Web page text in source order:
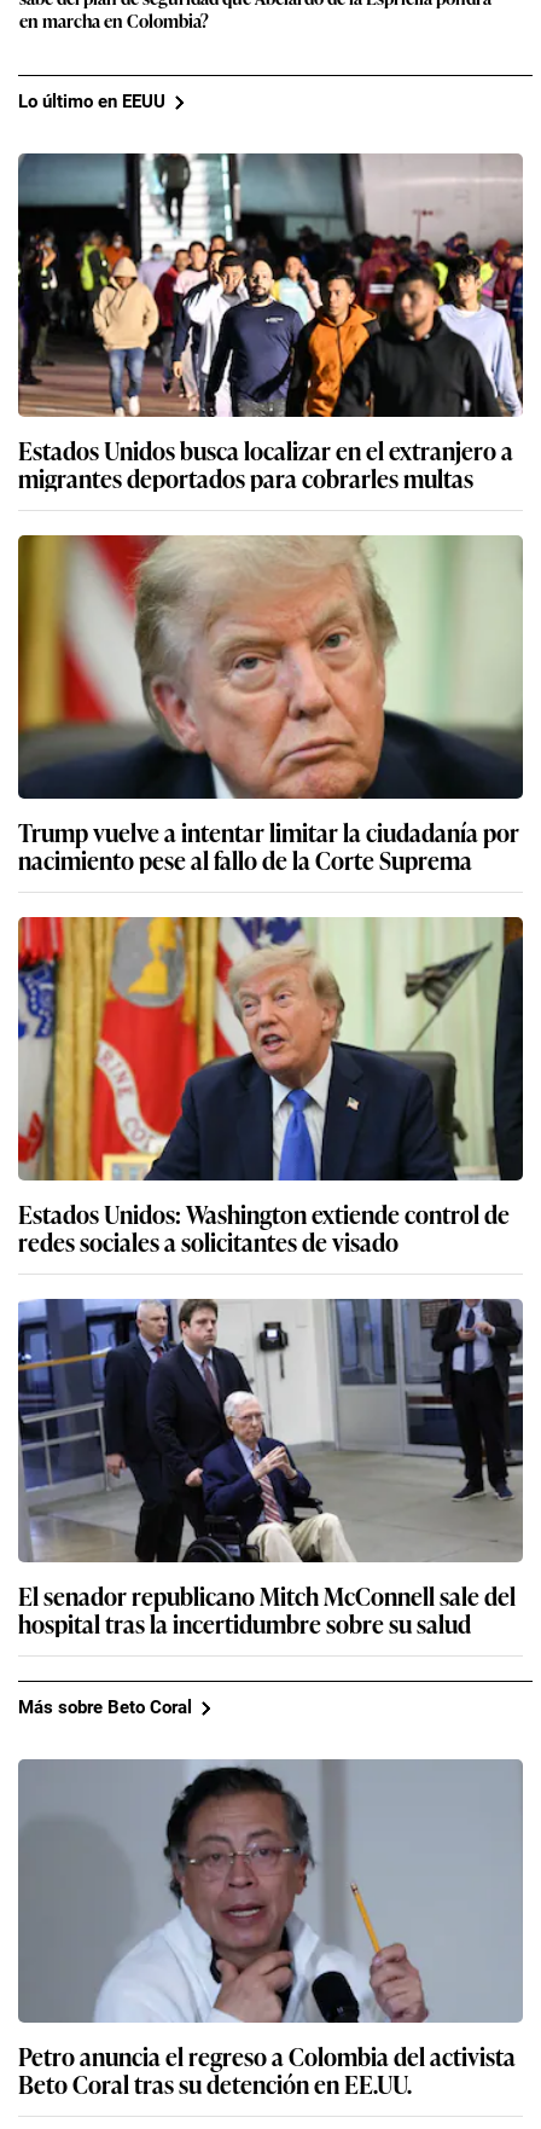
en marcha en Colombia?
Lo último en EEUU
Estados Unidos busca localizar en el extranjero a
migrantes deportados para cobrarles multas
Trump vuelve a intentar limitar la ciudadanía por
nacimiento pese al fallo de la Corte Suprema
Estados Unidos: Washington extiende control de
redes sociales a solicitantes de visado
El senador republicano Mitch McConnell sale del
hospital tras la incertidumbre sobre su salud
Más sobre Beto Coral
Petro anuncia el regreso a Colombia del activista
Beto Coral tras su detención en EE.UU.